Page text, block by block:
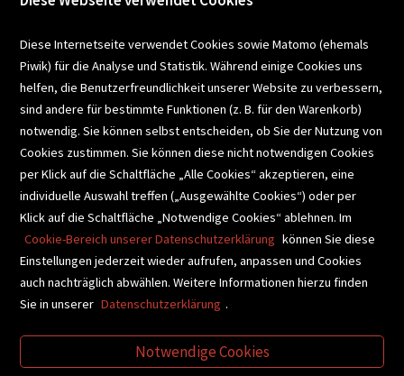
SCHULBUCHSERVICE
BUCHEMPFEHLUNGEN
BIBLIOTHEKSSERVICE
VIDEO-TIPPS
VERTRAG WIDERRUFEN
Diese Internetseite verwendet Cookies sowie Matomo (ehemals
Piwik) für die Analyse und Statistik. Während einige Cookies uns
helfen, die Benutzerfreundlichkeit unserer Website zu verbessern,
sind andere für bestimmte Funktionen (z. B. für den Warenkorb)
notwendig. Sie können selbst entscheiden, ob Sie der Nutzung von
Cookies zustimmen. Sie können diese nicht notwendigen Cookies
per Klick auf die Schaltfläche „Alle Cookies“ akzeptieren, eine
individuelle Auswahl treffen („Ausgewählte Cookies“) oder per
Klick auf die Schaltfläche „Notwendige Cookies“ ablehnen. Im
Cookie-Bereich unserer Datenschutzerklärung können Sie diese
Einstellungen jederzeit wieder aufrufen, anpassen und Cookies
auch nachträglich abwählen. Weitere Informationen hierzu finden
Sie in unserer Datenschutzerklärung .
Notwendige Cookies